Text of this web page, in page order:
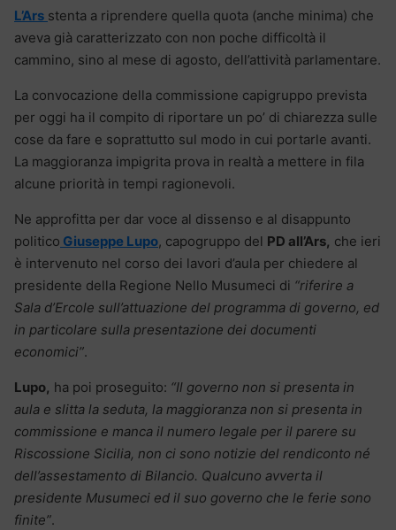
L’Ars stenta a riprendere quella quota (anche minima) che
aveva già caratterizzato con non poche difficoltà il
cammino, sino al mese di agosto, dell’attività parlamentare.
La convocazione della commissione capigruppo prevista
per oggi ha il compito di riportare un po’ di chiarezza sulle
cose da fare e soprattutto sul modo in cui portarle avanti.
La maggioranza impigrita prova in realtà a mettere in fila
alcune priorità in tempi ragionevoli.
Ne approfitta per dar voce al dissenso e al disappunto
politico Giuseppe Lupo, capogruppo del PD all’Ars, che ieri
è intervenuto nel corso dei lavori d’aula per chiedere al
presidente della Regione Nello Musumeci di “riferire a
Sala d’Ercole sull’attuazione del programma di governo, ed
in particolare sulla presentazione dei documenti
economici”.
Lupo, ha poi proseguito: “Il governo non si presenta in
aula e slitta la seduta, la maggioranza non si presenta in
commissione e manca il numero legale per il parere su
Riscossione Sicilia, non ci sono notizie del rendiconto né
dell’assestamento di Bilancio. Qualcuno avverta il
presidente Musumeci ed il suo governo che le ferie sono
finite”.